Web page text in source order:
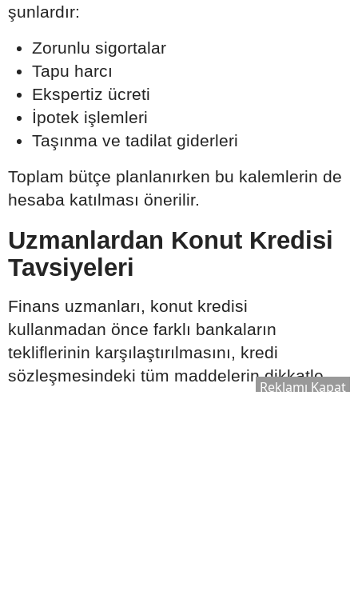
şunlardır:
Zorunlu sigortalar
Tapu harcı
Ekspertiz ücreti
İpotek işlemleri
Taşınma ve tadilat giderleri
Toplam bütçe planlanırken bu kalemlerin de
hesaba katılması önerilir.
Uzmanlardan Konut Kredisi
Tavsiyeleri
Finans uzmanları, konut kredisi
kullanmadan önce farklı bankaların
tekliflerinin karşılaştırılmasını, kredi
sözleşmesindeki tüm maddelerin dikkatle
Reklamı Kapat